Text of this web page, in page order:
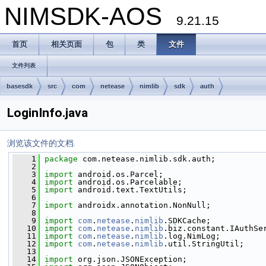
NIMSDK-AOS 9.21.15
首页 相关页面 包 类 文件
文件列表
basesdk src com netease nimlib sdk auth
LoginInfo.java
浏览该文件的文档.
    1
package com.netease.nimlib.sdk.auth;
    2
    3
import android.os.Parcel;
    4
import android.os.Parcelable;
    5
import android.text.TextUtils;
    6
    7
import androidx.annotation.NonNull;
    8
    9
import com . netease . nimlib .SDKCache;
   10
import com . netease . nimlib
   11
import com . netease . nimlib .log.NimLog;
   12
import com . netease . nimlib .util.StringUtil;
   13
   14
import org.json.JSONException;